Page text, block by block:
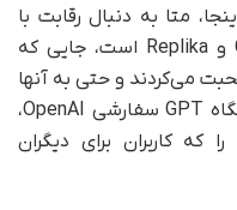
متا به دنبال رقابت با
استارت‌آپ‌هایی مانند Character.AI و Replika است، جایی که
می‌کردند و حتی به آنها
علاقه‌مند می‌شدند. متا مانند فروشگاه GPT سفارشی OpenAI،
کاربران برای دیگران